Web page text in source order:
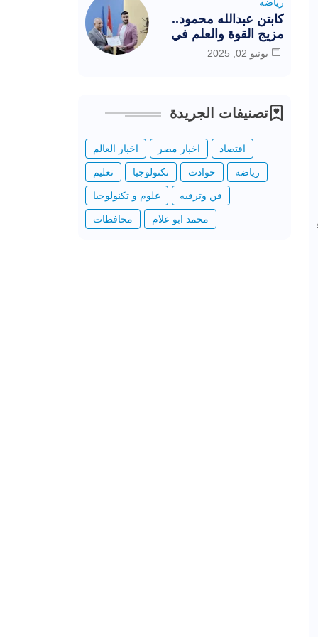
كابتن عبدالله محمود..
مزيج القوة والعلم في
خدمة الرياضة المصرية
يونيو 02, 2025
تصنيفات الجريدة
اخبار العالم اخبار مصر اقتصاد
تعليم تكنولوجيا حوادث رياضه
علوم و تكنولوجيا فن وترفيه
محافظات محمد ابو علام